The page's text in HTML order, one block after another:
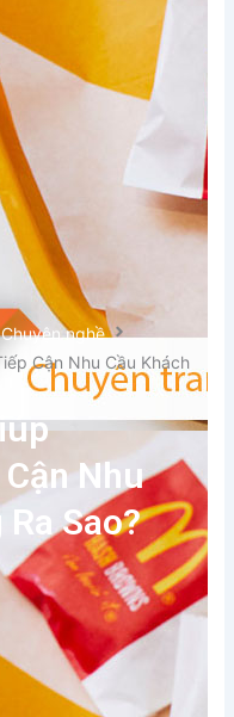
Chuyện nghề
Cận Nhu Cầu Khách
Cận Nhu
Sao?